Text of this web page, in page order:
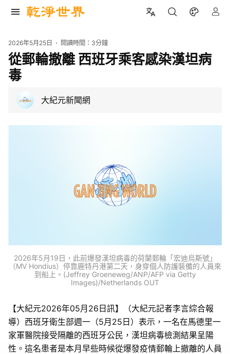
2026年5月25日 閱讀時間： 3分鐘
從郵輪撤離 西班牙乘客感染漢坦病
毒
大紀元新聞網
2026年5月19日，此前爆發漢坦病毒的荷蘭郵輪「宏迪烏斯號」
（MV Hondius）停靠鹿特丹港第二天，身穿個人防護裝備的人員來
到船上。(Jeffrey Groeneweg/ANP/AFP via Getty
Images)/Netherlands OUT
【大紀元2026年05月26日訊】（大紀元記者李言綜合報
導）西班牙衛生部週一（5月25日）表示，一名在馬德里一
家軍醫院接受隔離的西班牙公民，漢坦病毒檢測結果呈陽
性。這名患者是本月早些時候從爆發疫情郵輪上撤離的人員